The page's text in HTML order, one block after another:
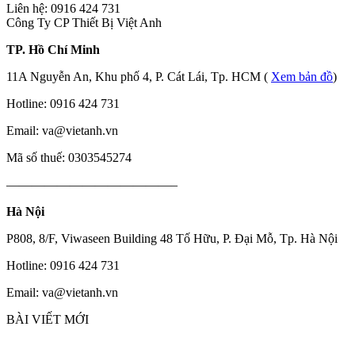
Liên hệ: 0916 424 731
Công Ty CP Thiết Bị Việt Anh
TP. Hồ Chí Minh
11A Nguyễn An, Khu phố 4, P. Cát Lái, Tp. HCM ( Xem bản đồ)
Hotline: 0916 424 731
Email: va@vietanh.vn
Mã số thuế: 0303545274
—————————————–
Hà Nội
P808, 8/F, Viwaseen Building 48 Tố Hữu, P. Đại Mỗ, Tp. Hà Nội
Hotline: 0916 424 731
Email: va@vietanh.vn
BÀI VIẾT MỚI